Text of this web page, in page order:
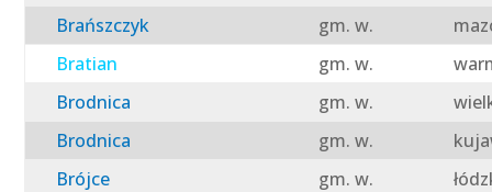
Brańszczyk
gm. w.
Bratian
gm. w.
Brodnica
gm. w.
Brodnica
gm. w.
Brójce
gm. w.